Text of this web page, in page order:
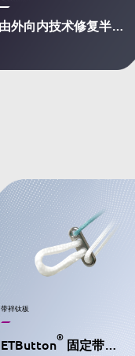
由外向内技术修复半月板前角
带袢钛板
ETButton® 固定带袢钛板